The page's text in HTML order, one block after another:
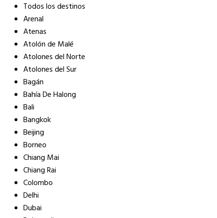
Todos los destinos
Arenal
Atenas
Atolón de Malé
Atolones del Norte
Atolones del Sur
Bagán
Bahía De Halong
Bali
Bangkok
Beijing
Borneo
Chiang Mai
Chiang Rai
Colombo
Delhi
Dubai